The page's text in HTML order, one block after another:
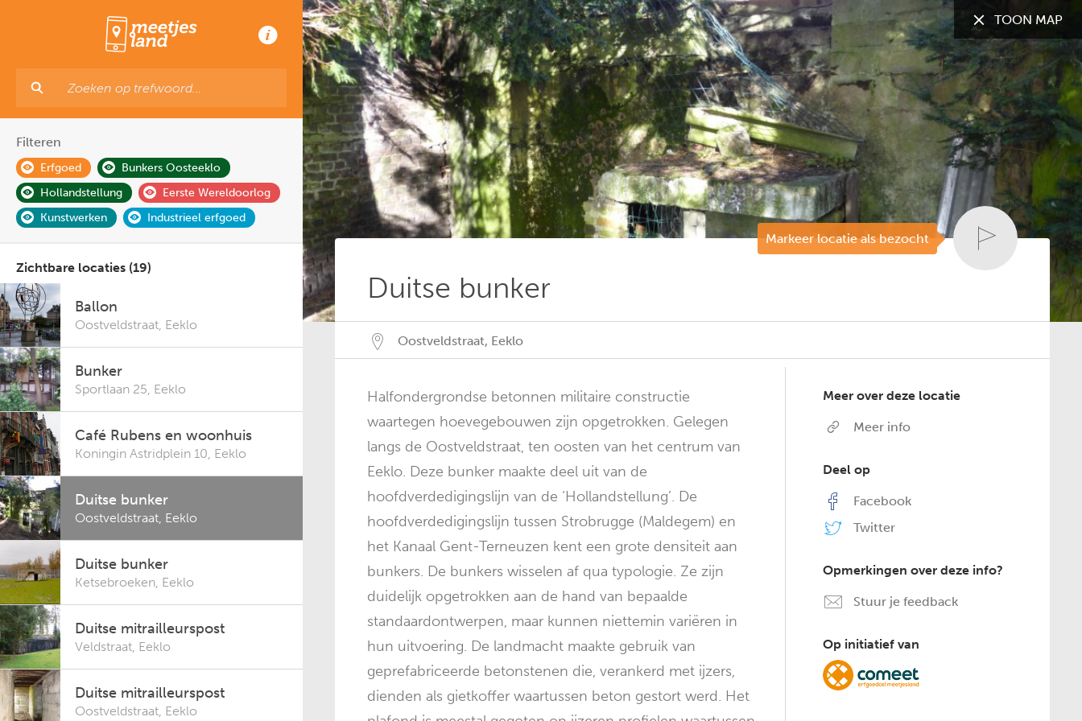
TOON: Alle gemeenten
Markeer locatie als bezocht
Duitse bunker
Oostveldstraat, Eeklo
Halfondergrondse betonnen militaire constructie
waartegen hoevegebouwen zijn opgetrokken. Gelegen
langs de Oostveldstraat, ten oosten van het centrum van
Eeklo. Deze bunker maakte deel uit van de
hoofdverdedigingslijn van de ‘Hollandstellung’. De
hoofdverdedigingslijn tussen Strobrugge (Maldegem) en
het Kanaal Gent-Terneuzen kent een grote densiteit aan
bunkers. De bunkers wisselen af qua typologie. Ze zijn
duidelijk opgetrokken aan de hand van bepaalde
standaardontwerpen, maar kunnen niettemin variëren in
hun uitvoering. De landmacht maakte gebruik van
geprefabriceerde betonstenen die, verankerd met ijzers,
dienden als gietkoffer waartussen beton gestort werd. Het
Meer over deze locatie
Meer info
Deel op
Facebook
Twitter
Opmerkingen over deze info?
Stuur je feedback
Op initiatief van
TOON MAP
Filteren
Erfgoed
Bunkers Oosteeklo
Hollandstellung
Eerste Wereldoorlog
Kunstwerken
Industrieel erfgoed
Zichtbare locaties (19)
Ballon
Oostveldstraat, Eeklo
Bunker
Sportlaan 25, Eeklo
Café Rubens en woonhuis
Koningin Astridplein 10, Eeklo
Duitse bunker
Oostveldstraat, Eeklo
Duitse bunker
Ketsebroeken, Eeklo
Duitse mitrailleurspost
Veldstraat, Eeklo
Duitse mitrailleurspost
Oostveldstraat, Eeklo